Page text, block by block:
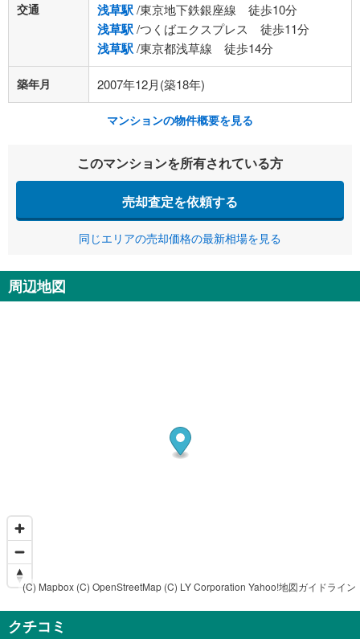
交通 浅草駅/東京地下鉄銀座線 徒歩10分
浅草駅/つくばエクスプレス 徒歩11分
浅草駅/東京都浅草線 徒歩14分
築年月 2007年12月(築18年)
マンションの物件概要を見る
このマンションを所有されている方
売却査定を依頼する
同じエリアの売却価格の最新相場を見る
周辺地図
(C) Mapbox (C) OpenStreetMap (C) LY Corporation Yahoo!地図ガイドライン
クチコミ